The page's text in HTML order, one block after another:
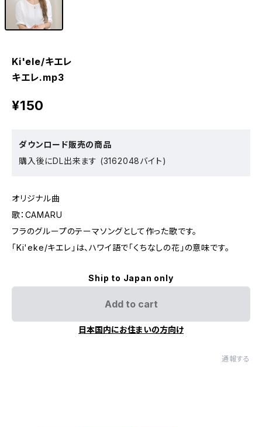
Ki'ele/キエレ
キエレ.mp3
¥150
ダウンロード販売の商品
購入後にDL出来ます (3162048バイト)
オリジナル曲
歌：CAMARU
フラのグループのテーマソングとして作った歌です。
「Ki'eke/キエレ」は、ハワイ語で「くちなしの花」の意味です。
Ship to Japan only
Add to cart
日本国内にお住まいの方向け
通報する